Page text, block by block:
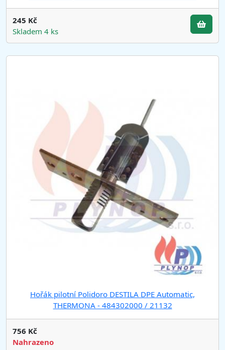
245 Kč
Skladem 4 ks
Hořák pilotní Polidoro DESTILA DPE Automatic,
THERMONA - 484302000 / 21132
756 Kč
Nahrazeno